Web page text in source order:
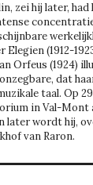
zei hij later, had
Elegien (1912-
Orfeus (1924)
dat
taal. Op
in Val-Mont
later wordt hij,
van Raron.